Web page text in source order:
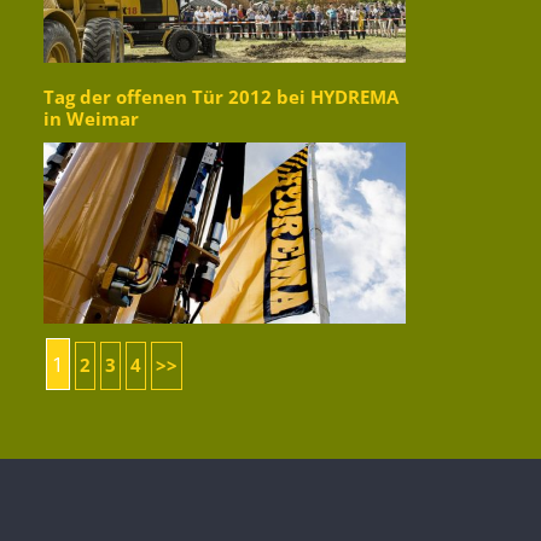
Tag der offenen Tür 2012 bei HYDREMA
in Weimar
1 2 3 4 >>